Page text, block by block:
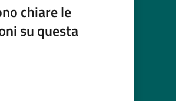
chiare le
su questa